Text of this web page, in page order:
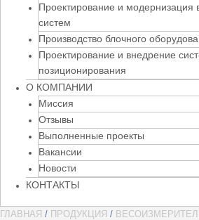
Проектирование и модернизация
систем
Производство блочного
Проектирование и внедрение
позиционирования
О КОМПАНИИ
Миссия
Отзывы
Выполненные проекты
Вакансии
Новости
КОНТАКТЫ
ГЛАВНАЯ / ПРОДУКЦИЯ /